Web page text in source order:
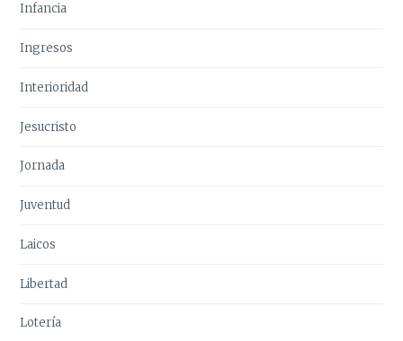
Infancia
Ingresos
Interioridad
Jesucristo
Jornada
Juventud
Laicos
Libertad
Lotería